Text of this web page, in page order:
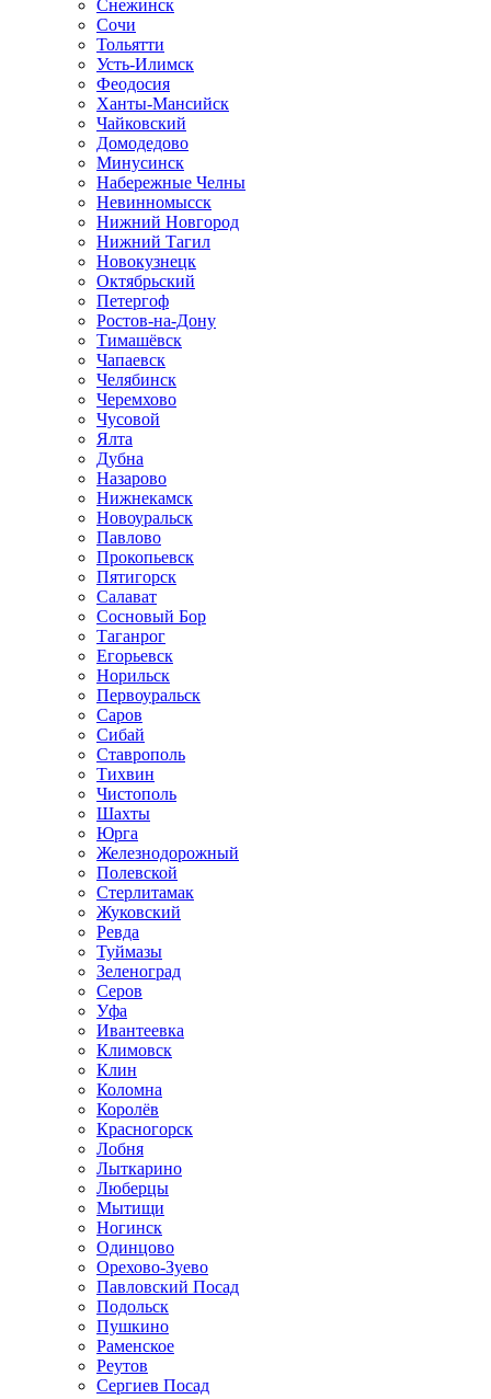
Снежинск
Сочи
Тольятти
Усть-Илимск
Феодосия
Ханты-Мансийск
Чайковский
Домодедово
Минусинск
Набережные Челны
Невинномысск
Нижний Новгород
Нижний Тагил
Новокузнецк
Октябрьский
Петергоф
Ростов-на-Дону
Тимашёвск
Чапаевск
Челябинск
Черемхово
Чусовой
Ялта
Дубна
Назарово
Нижнекамск
Новоуральск
Павлово
Прокопьевск
Пятигорск
Салават
Сосновый Бор
Таганрог
Егорьевск
Норильск
Первоуральск
Саров
Сибай
Ставрополь
Тихвин
Чистополь
Шахты
Юрга
Железнодорожный
Полевской
Стерлитамак
Жуковский
Ревда
Туймазы
Зеленоград
Серов
Уфа
Ивантеевка
Климовск
Клин
Коломна
Королёв
Красногорск
Лобня
Лыткарино
Люберцы
Мытищи
Ногинск
Одинцово
Орехово-Зуево
Павловский Посад
Подольск
Пушкино
Раменское
Реутов
Сергиев Посад